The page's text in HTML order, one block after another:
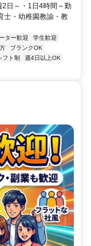
1日4時間～勤
士・幼稚園教諭・教
ター歓迎
学生歓迎
ブランクOK
フト制
週4日以上OK